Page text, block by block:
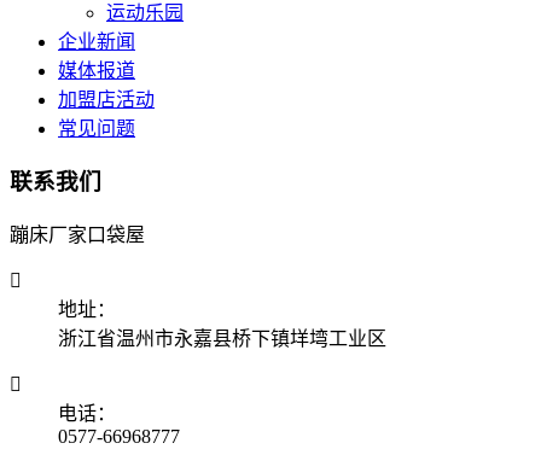
运动乐园
企业新闻
媒体报道
加盟店活动
常见问题
联系我们
蹦床厂家口袋屋

地址：
浙江省温州市永嘉县桥下镇垟塆工业区

电话：
0577-66968777